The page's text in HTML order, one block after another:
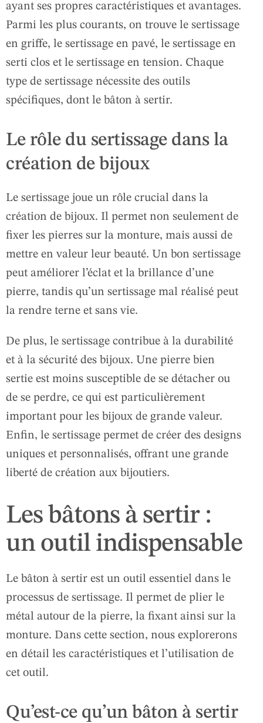
ayant ses propres caractéristiques et avantages.
Parmi les plus courants, on trouve le sertissage
en griffe, le sertissage en pavé, le sertissage en
serti clos et le sertissage en tension. Chaque
type de sertissage nécessite des outils
spécifiques, dont le bâton à sertir.
Le rôle du sertissage dans la
création de bijoux
Le sertissage joue un rôle crucial dans la
création de bijoux. Il permet non seulement de
fixer les pierres sur la monture, mais aussi de
mettre en valeur leur beauté. Un bon sertissage
peut améliorer l’éclat et la brillance d’une
pierre, tandis qu’un sertissage mal réalisé peut
la rendre terne et sans vie.
De plus, le sertissage contribue à la durabilité
et à la sécurité des bijoux. Une pierre bien
sertie est moins susceptible de se détacher ou
de se perdre, ce qui est particulièrement
important pour les bijoux de grande valeur.
Enfin, le sertissage permet de créer des designs
uniques et personnalisés, offrant une grande
liberté de création aux bijoutiers.
Les bâtons à sertir :
un outil indispensable
Le bâton à sertir est un outil essentiel dans le
processus de sertissage. Il permet de plier le
métal autour de la pierre, la fixant ainsi sur la
monture. Dans cette section, nous explorerons
en détail les caractéristiques et l’utilisation de
cet outil.
Qu’est-ce qu’un bâton à sertir